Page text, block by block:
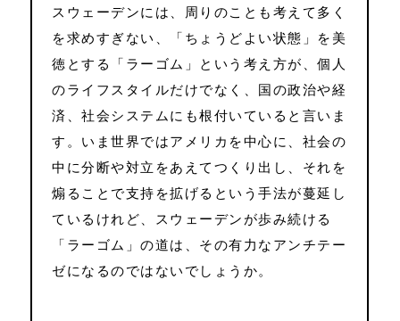
スウェーデンには、周りのことも考えて多く
を求めすぎない、「ちょうどよい状態」を美
徳とする「ラーゴム」という考え方が、個人
のライフスタイルだけでなく、国の政治や経
済、社会システムにも根付いていると言いま
す。いま世界ではアメリカを中心に、社会の
中に分断や対立をあえてつくり出し、それを
煽ることで支持を拡げるという手法が蔓延し
ているけれど、スウェーデンが歩み続ける
「ラーゴム」の道は、その有力なアンチテー
ゼになるのではないでしょうか。